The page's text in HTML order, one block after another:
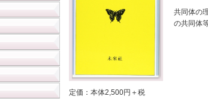
定価：本体2,500円＋税
共同体の
の共同体